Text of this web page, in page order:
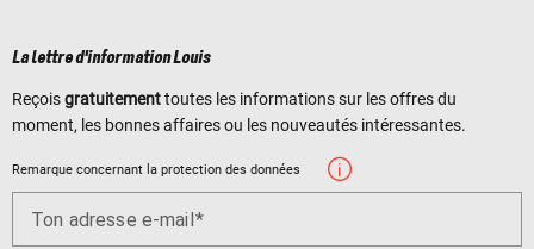
La lettre d'information Louis
Reçoisgratuitementtoutes les informations sur les offres du
moment, les bonnes affaires ou les nouveautés intéressantes.
Remarque concernant la protection des données
Ton adresse e-mail